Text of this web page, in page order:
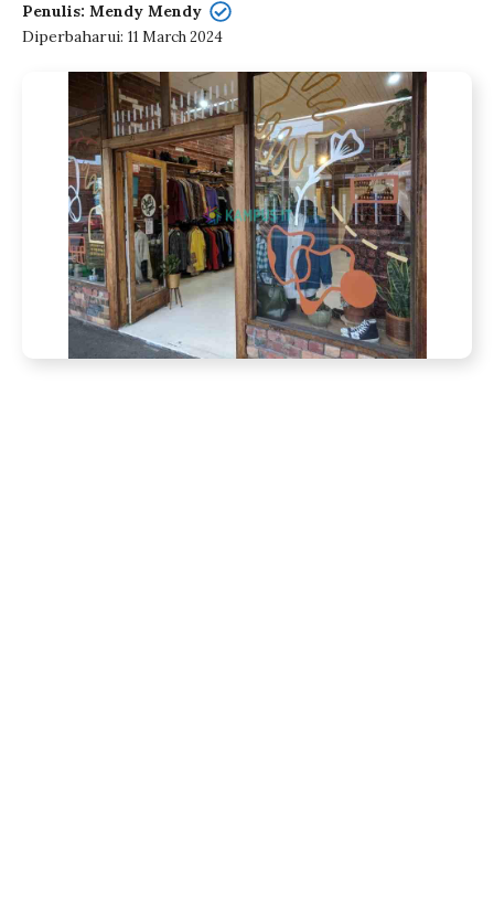
Penulis: Mendy Mendy
Diperbaharui: 11 March 2024